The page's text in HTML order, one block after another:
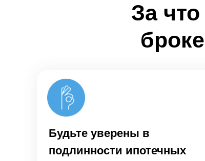
За
Будьте уверены в
подлинности ипотечных